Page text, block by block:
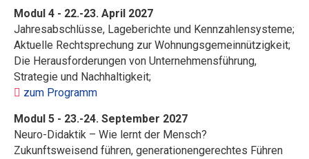
Modul 4 - 22.-23. April 2027
Jahresabschlüsse, Lageberichte und Kennzahlensysteme;
Aktuelle Rechtsprechung zur Wohnungsgemeinnützigkeit;
Die Herausforderungen von Unternehmensführung,
Strategie und Nachhaltigkeit;
zum Programm
Modul 5 - 23.-24. September 2027
Neuro-Didaktik – Wie lernt der Mensch?
Zukunftsweisend führen, generationengerechtes Führen